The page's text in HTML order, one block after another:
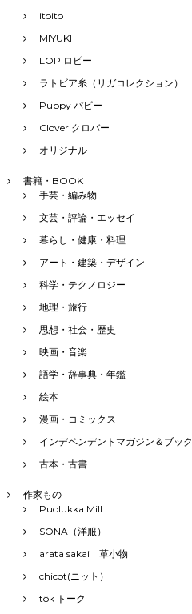
itoito
MIYUKI
LOPIロピー
ラトビア糸（リガコレクション）
Puppy パピー
Clover クロバー
オリジナル
書籍・BOOK
手芸・編み物
文芸・評論・エッセイ
暮らし・健康・料理
アート・建築・デザイン
科学・テクノロジー
地理・旅行
思想・社会・歴史
映画・音楽
語学・辞事典・年鑑
絵本
漫画・コミックス
インデペンデントマガジン＆ブック
古本・古書
作家もの
Puolukka Mill
SONA（洋服）
arata sakai 革小物
chicot(ニット）
tôk トーク